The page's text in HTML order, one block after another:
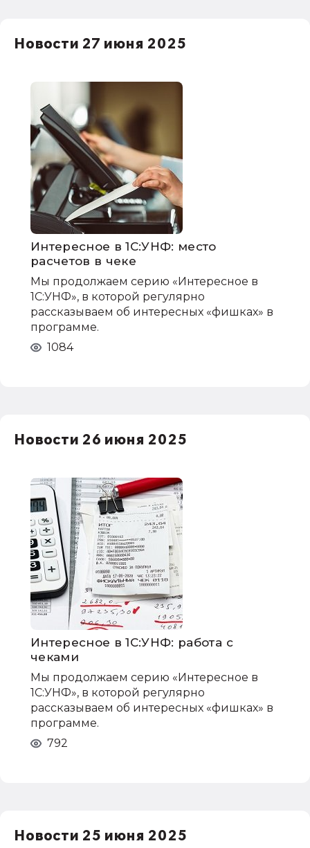
Новости 27 июня 2025
Интересное в 1С:УНФ: место
расчетов в чеке
Мы продолжаем серию «Интересное в
1С:УНФ», в которой регулярно
рассказываем об интересных «фишках» в
программе.
1084
Новости 26 июня 2025
Интересное в 1С:УНФ: работа с
чеками
Мы продолжаем серию «Интересное в
1С:УНФ», в которой регулярно
рассказываем об интересных «фишках» в
программе.
792
Новости 25 июня 2025